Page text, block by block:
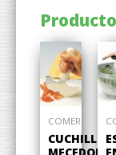
COMER
CUCHILLO
MECEDORA